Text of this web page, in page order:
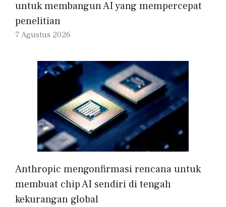
untuk membangun AI yang mempercepat
penelitian
7 Agustus 2026
Anthropic mengonfirmasi rencana untuk
membuat chip AI sendiri di tengah
kekurangan global